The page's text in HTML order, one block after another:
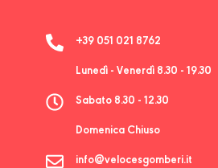
+39 051 021 8762
Lunedì - Venerdì 8.30 - 19.30
Sabato 8.30 - 12.30
Domenica Chiuso
info@velocesgomberi.it